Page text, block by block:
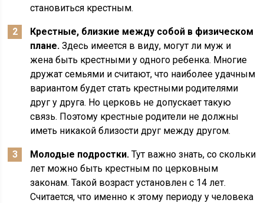
становиться крестным.
Крестные, близкие между собой в физическом
плане. Здесь имеется в виду, могут ли муж и
жена быть крестными у одного ребенка. Многие
дружат семьями и считают, что наиболее удачным
вариантом будет стать крестными родителями
друг у друга. Но церковь не допускает такую
связь. Поэтому крестные родители не должны
иметь никакой близости друг между другом.
Молодые подростки. Тут важно знать, со скольки
лет можно быть крестным по церковным
законам. Такой возраст установлен с 14 лет.
Считается, что именно к этому периоду у человека